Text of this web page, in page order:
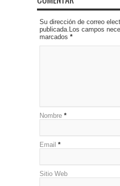
Su dirección de correo
publicada.Los campos
marcados *
Nombre *
Email *
Sitio Web